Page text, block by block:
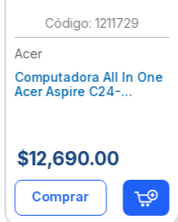
: 1211729
Acer
Computadora All In One
Acer Aspire C24-
Dq.Bmjal.002
$12,690.00
Comprar